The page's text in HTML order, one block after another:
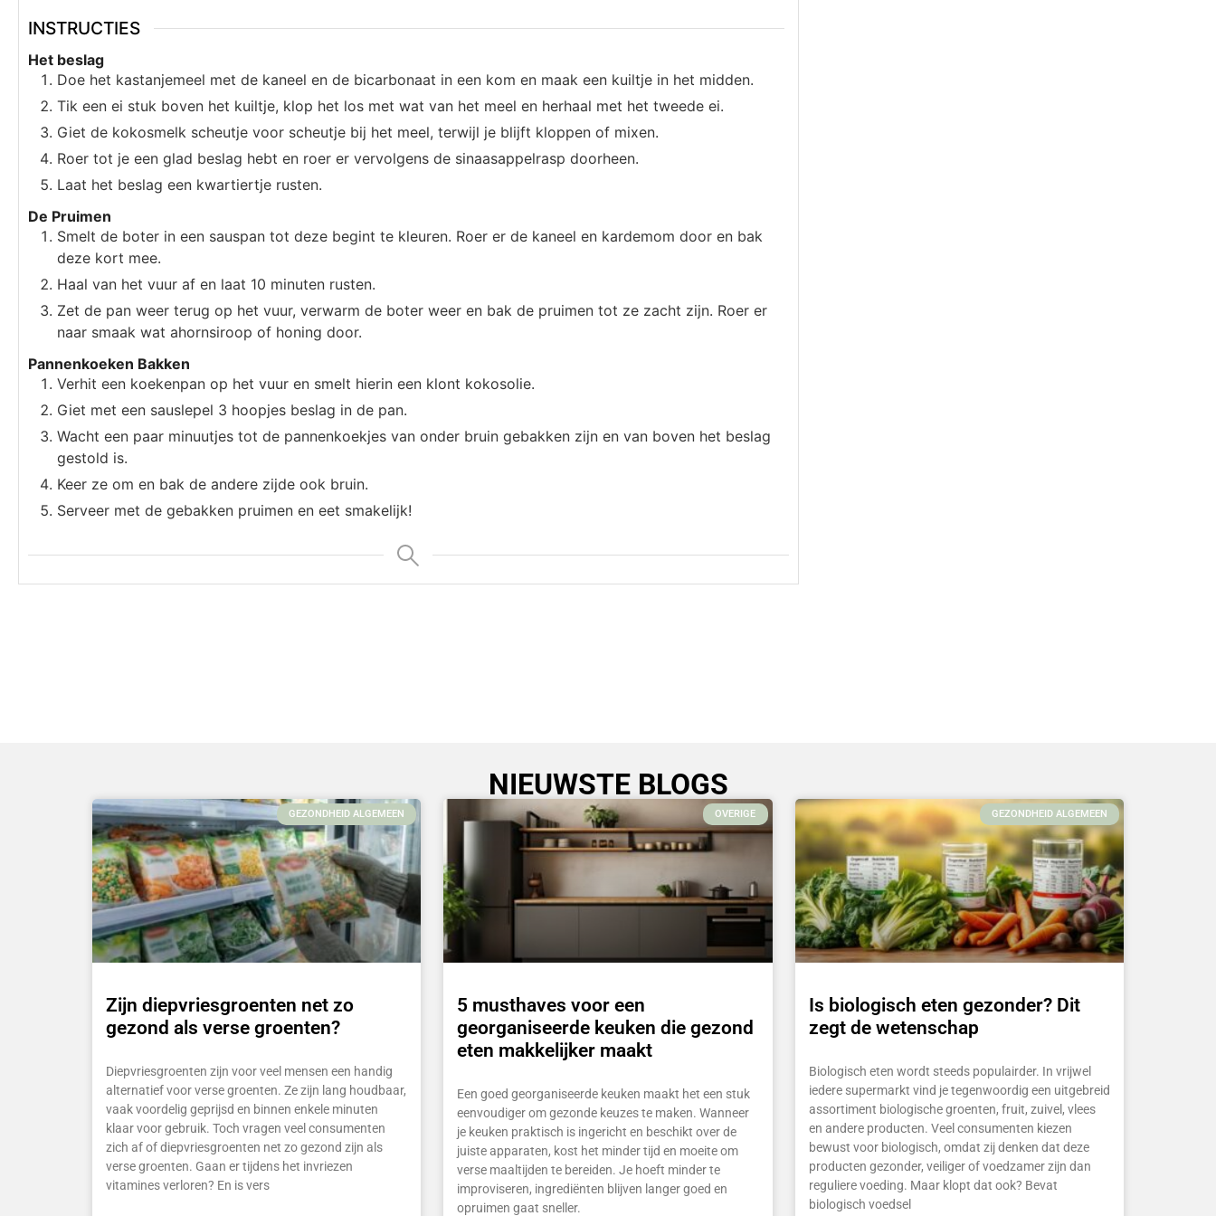
INSTRUCTIES
Het beslag
Doe het kastanjemeel met de kaneel en de bicarbonaat in een kom en maak een kuiltje in het midden.
Tik een ei stuk boven het kuiltje, klop het los met wat van het meel en herhaal met het tweede ei.
Giet de kokosmelk scheutje voor scheutje bij het meel, terwijl je blijft kloppen of mixen.
Roer tot je een glad beslag hebt en roer er vervolgens de sinaasappelrasp doorheen.
Laat het beslag een kwartiertje rusten.
De Pruimen
Smelt de boter in een sauspan tot deze begint te kleuren. Roer er de kaneel en kardemom door en bak
deze kort mee.
Haal van het vuur af en laat 10 minuten rusten.
Zet de pan weer terug op het vuur, verwarm de boter weer en bak de pruimen tot ze zacht zijn. Roer er
naar smaak wat ahornsiroop of honing door.
Pannenkoeken Bakken
Verhit een koekenpan op het vuur en smelt hierin een klont kokosolie.
Giet met een sauslepel 3 hoopjes beslag in de pan.
Wacht een paar minuutjes tot de pannenkoekjes van onder bruin gebakken zijn en van boven het beslag
gestold is.
Keer ze om en bak de andere zijde ook bruin.
Serveer met de gebakken pruimen en eet smakelijk!
NIEUWSTE BLOGS
GEZONDHEID ALGEMEEN
Zijn diepvriesgroenten net zo
gezond als verse groenten?
Diepvriesgroenten zijn voor veel mensen een handig
alternatief voor verse groenten. Ze zijn lang houdbaar,
vaak voordelig geprijsd en binnen enkele minuten
klaar voor gebruik. Toch vragen veel consumenten
zich af of diepvriesgroenten net zo gezond zijn als
verse groenten. Gaan er tijdens het invriezen
vitamines verloren? En is vers
OVERIGE
5 musthaves voor een
georganiseerde keuken die gezond
eten makkelijker maakt
Een goed georganiseerde keuken maakt het een stuk
eenvoudiger om gezonde keuzes te maken. Wanneer
je keuken praktisch is ingericht en beschikt over de
juiste apparaten, kost het minder tijd en moeite om
verse maaltijden te bereiden. Je hoeft minder te
improviseren, ingrediënten blijven langer goed en
opruimen gaat sneller.
GEZONDHEID ALGEMEEN
Is biologisch eten gezonder? Dit
zegt de wetenschap
Biologisch eten wordt steeds populairder. In vrijwel
iedere supermarkt vind je tegenwoordig een uitgebreid
assortiment biologische groenten, fruit, zuivel, vlees
en andere producten. Veel consumenten kiezen
bewust voor biologisch, omdat zij denken dat deze
producten gezonder, veiliger of voedzamer zijn dan
reguliere voeding. Maar klopt dat ook? Bevat
biologisch voedsel